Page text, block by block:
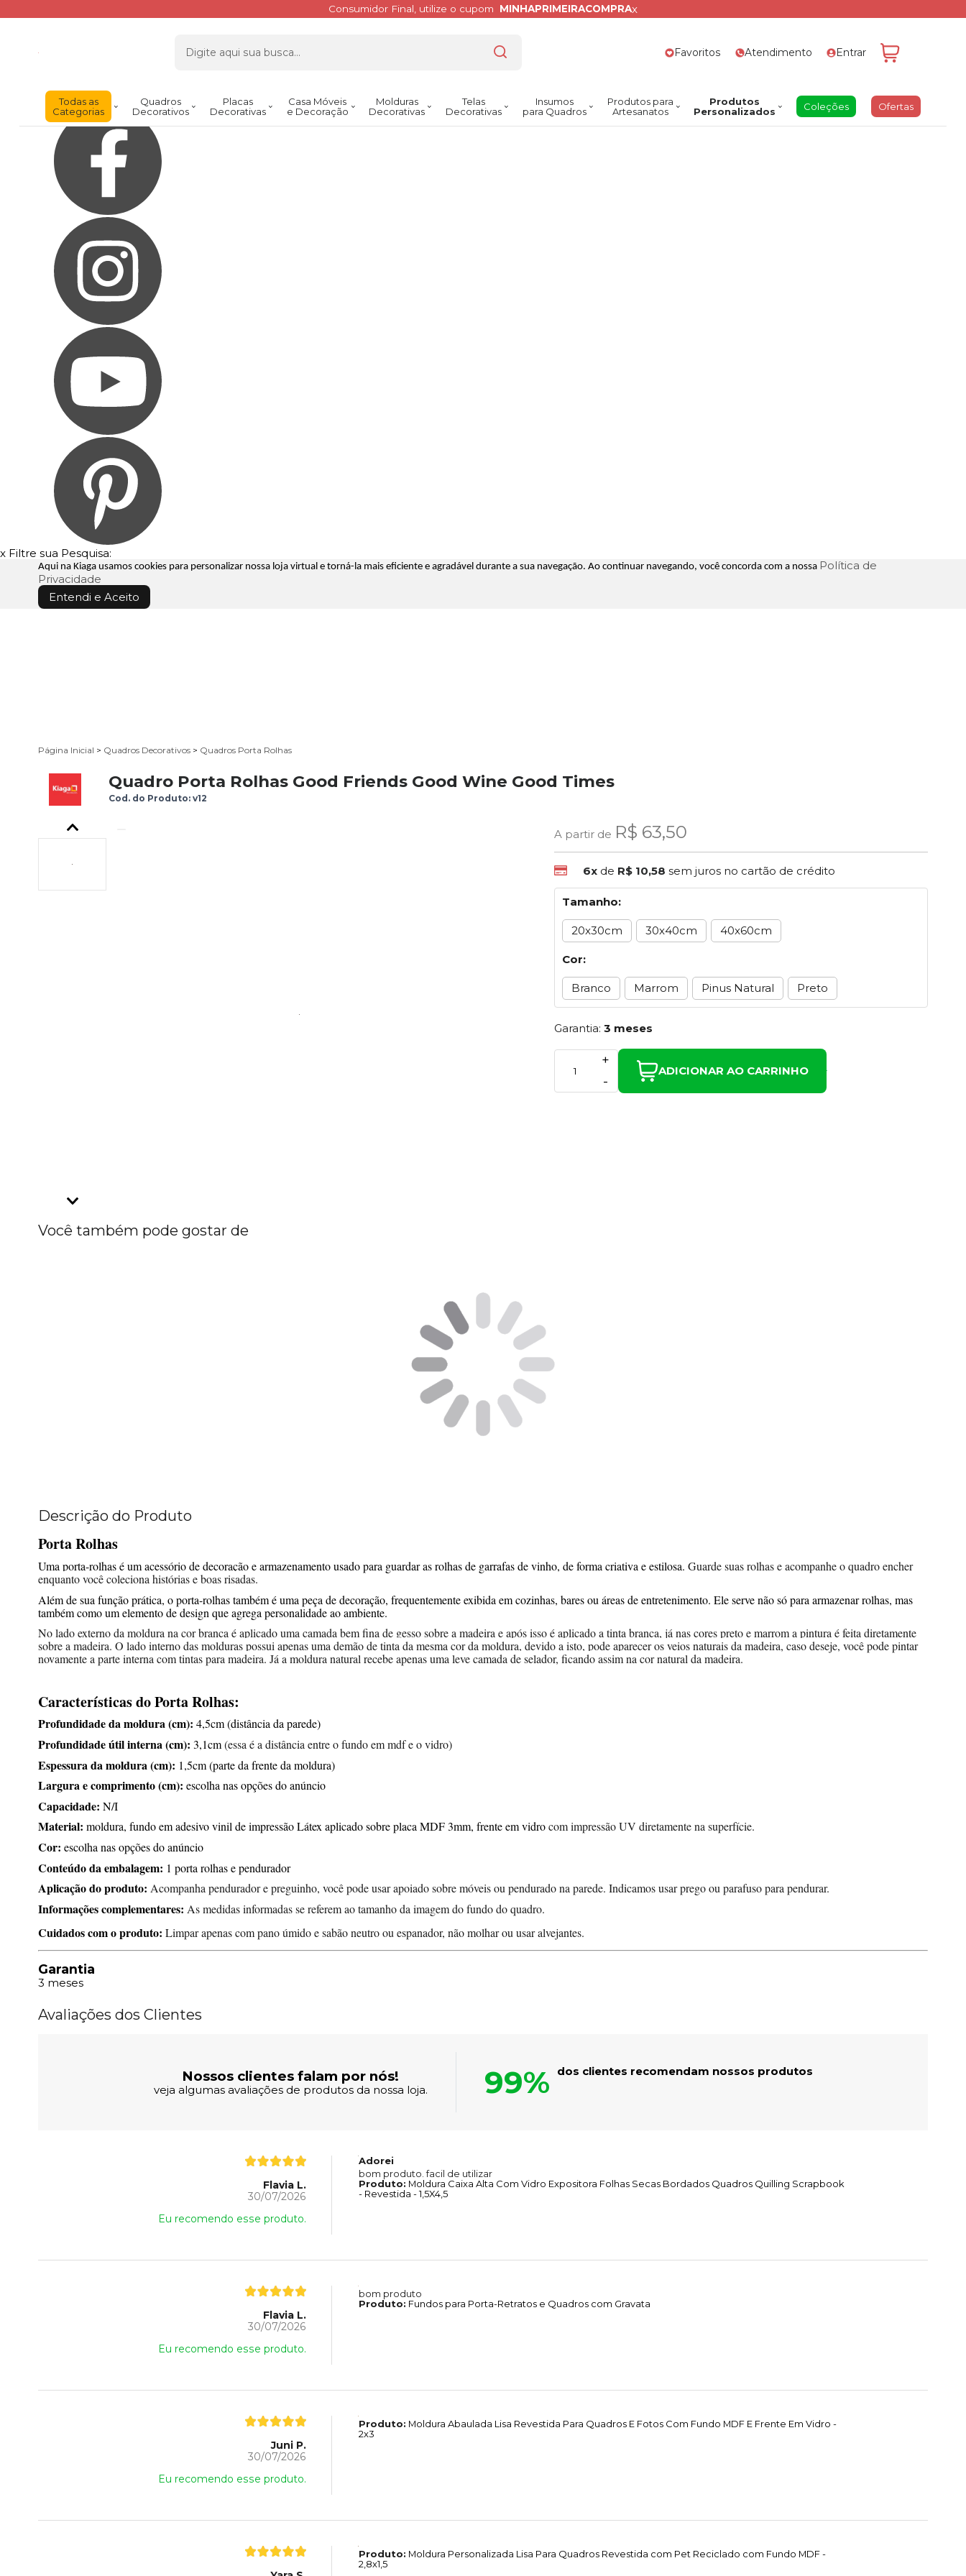
Como Comprar
Favoritos
x Filtre sua Pesquisa:
Aqui na Kiaga usamos cookies para personalizar nossa loja virtual e torná-la mais eficiente e agradável durante a sua navegação. Ao continuar navegando, você concorda com a nossa Política de
Privacidade
Entendi e Aceito
Consumidor Final, utilize o cupom MINHAPRIMEIRACOMPRAx
Favoritos Atendimento Entrar
Todas as
Categorias
Quadros
Decorativos
Placas
Decorativas
Casa Móveis
e Decoração
Molduras
Decorativas
Telas
Decorativas
Insumos
para Quadros
Produtos para
Artesanatos
Produtos
Personalizados
Coleções Ofertas
Página Inicial > Quadros Decorativos > Quadros Porta Rolhas
Quadro Porta Rolhas Good Friends Good Wine Good Times
Cod. do Produto: v12
A partir de R$ 63,50
6x de R$ 10,58 sem juros no cartão de crédito
Tamanho:
20x30cm 30x40cm 40x60cm
Cor:
Branco Marrom Pinus Natural Preto
Garantia:3 meses
-
+
ADICIONAR AO CARRINHO
Você também pode gostar de
Descrição do Produto
Porta Rolhas
Uma porta-rolhasé um acessório de decoração e armazenamento usado para guardar as rolhas de garrafas de vinho, de forma criativa e estilosa. Guarde suas rolhas e acompanhe o quadro encher
enquanto você coleciona histórias e boas risadas.
Além de sua função prática, o porta-rolhas também é uma peça de decoração, frequentemente exibida em cozinhas, bares ou áreas de entretenimento. Ele serve não só para armazenar rolhas, mas
também como um elemento de design que agrega personalidade ao ambiente.
No lado externo da moldura na cor branca é aplicado uma camada bem fina de gesso sobre a madeira e após isso é aplicado a tinta branca, já nas cores preto e marrom a pintura é feita diretamente
sobre a madeira. O lado interno das molduras possui apenas uma demão de tinta da mesma cor da moldura, devido a isto, pode aparecer os veios naturais da madeira, caso deseje, você pode pintar
novamente a parte interna com tintas para madeira. Já a moldura natural recebe apenas uma leve camada de selador, ficando assim na cor natural da madeira.
Características do Porta Rolhas:
Profundidade da moldura (cm): 4,5cm (distância da parede)
Profundidade útil interna (cm): 3,1cm(essa é a distância entre o fundo em mdf e o vidro)
Espessura da moldura (cm): 1,5cm (parte da frente da moldura)
Largura e comprimento (cm): escolha nas opções do anúncio
Capacidade: N/I
Material: moldura, fundo em adesivo vinil de impressão Látex aplicado sobre placa MDF 3mm, frente em vidrocom impressão UV diretamente na superfície.
Cor: escolha nas opções do anúncio
Conteúdo da embalagem: 1 porta rolhas e pendurador
Aplicação do produto: Acompanha pendurador e preguinho, você pode usar apoiado sobre móveis ou pendurado na parede. Indicamos usar prego ou parafuso para pendurar.
Informações complementares: As medidas informadas se referem ao tamanho da imagem do fundo do quadro.
Cuidados com o produto: Limpar apenas com pano úmido e sabão neutro ou espanador, não molhar ou usar alvejantes.
Garantia
3 meses
Avaliações dos Clientes
Nossos clientes falam por nós!
veja algumas avaliações de produtos da nossa loja. 99% dos clientes recomendam nossos produtos
Flavia L.
30/07/2026
Eu recomendo esse produto.
Adorei
bom produto. facil de utilizar
Produto: Moldura Caixa Alta Com Vidro Expositora Folhas Secas Bordados Quadros Quilling Scrapbook
- Revestida - 1,5X4,5
Flavia L.
30/07/2026
Eu recomendo esse produto.
bom produto
Produto: Fundos para Porta-Retratos e Quadros com Gravata
Juni P.
30/07/2026
Eu recomendo esse produto.
Produto: Moldura Abaulada Lisa Revestida Para Quadros E Fotos Com Fundo MDF E Frente Em Vidro -
2x3
Produto: Moldura Personalizada Lisa Para Quadros Revestida com Pet Reciclado com Fundo MDF -
2,8x1,5